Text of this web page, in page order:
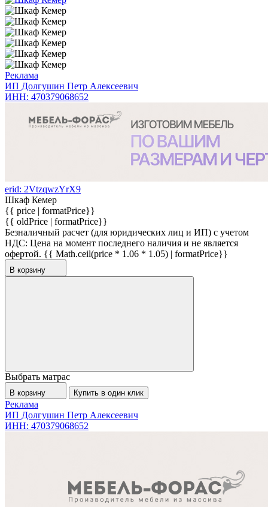
Реклама
ИП Долгушин Петр Алексеевич
ИНН: 470379068652
erid: 2VtzqwzYrX9
Шкаф Кемер
{{ price | formatPrice}}
{{ oldPrice | formatPrice}}
Безналичный расчет (для юридических лиц и ИП) с учетом
НДС: Цена на момент последнего наличия и не является
офертой. {{ Math.ceil(price * 1.06 * 1.05) | formatPrice}}
В корзину
Выбрать матрас
В корзину Купить в один клик
Реклама
ИП Долгушин Петр Алексеевич
ИНН: 470379068652